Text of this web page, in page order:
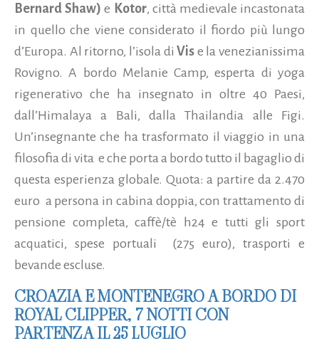
Bernard Shaw) e Kotor, città medievale incastonata
in quello che viene considerato il fiordo più lungo
d’Europa. Al ritorno, l’isola diVis e la venezianissima
Rovigno. A bordo Melanie Camp, esperta di yoga
rigenerativo che ha insegnato in oltre 40 Paesi,
dall’Himalaya a Bali, dalla Thailandia alle Figi.
Un’insegnante che ha trasformato il viaggio in una
filosofia di vita e che porta a bordo tutto il bagaglio di
questa esperienza globale. Quota: a partire da 2.470
euro a persona in cabina doppia, con trattamento di
pensione completa, caffè/tè h24 e tutti gli sport
acquatici, spese portuali (275 euro), trasporti e
bevande escluse.
CROAZIA E MONTENEGRO A BORDO DI
ROYAL CLIPPER, 7 NOTTI CON
PARTENZA IL 25 LUGLIO